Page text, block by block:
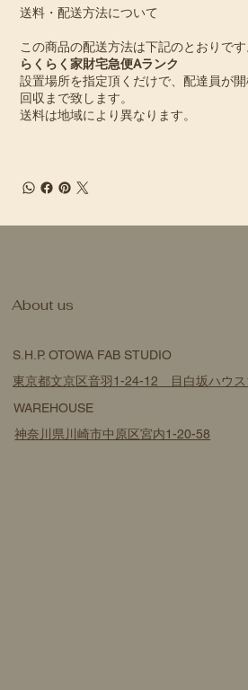
送料・配送方法について
この商品の配送方法は下記のとおりです
らくらく家財宅急便Aランク
設置場所を指定頂くだけで、配達員が
回収まで致します。
送料は地域により異なります。
S.H.P. OTOWA FAB STUDIO
東京都文京区音羽1-24-12 目白坂ハウ
WAREHOUSE
神奈川県川崎市中原区宮内1-20-58
​About us